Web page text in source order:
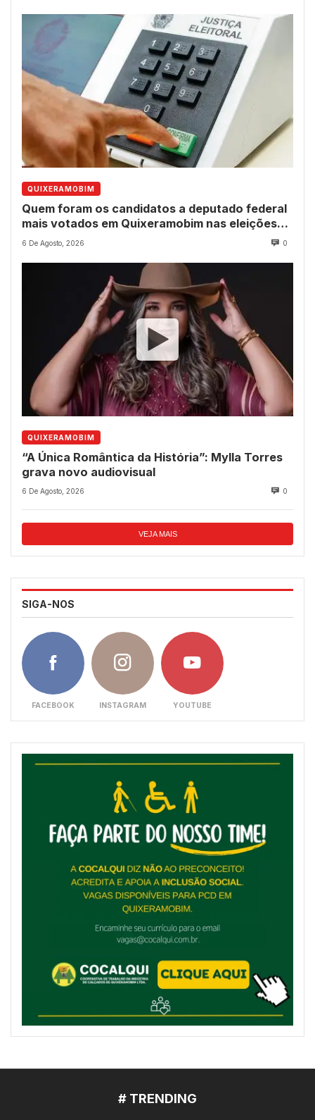
QUIXERAMOBIM
Quem foram os candidatos a deputado federal
mais votados em Quixeramobim nas eleições
de 2022?
6 De Agosto, 2026 0
QUIXERAMOBIM
“A Única Romântica da História”: Mylla Torres
grava novo audiovisual
6 De Agosto, 2026 0
VEJA MAIS
SIGA-NOS
FACEBOOK INSTAGRAM YOUTUBE
# TRENDING